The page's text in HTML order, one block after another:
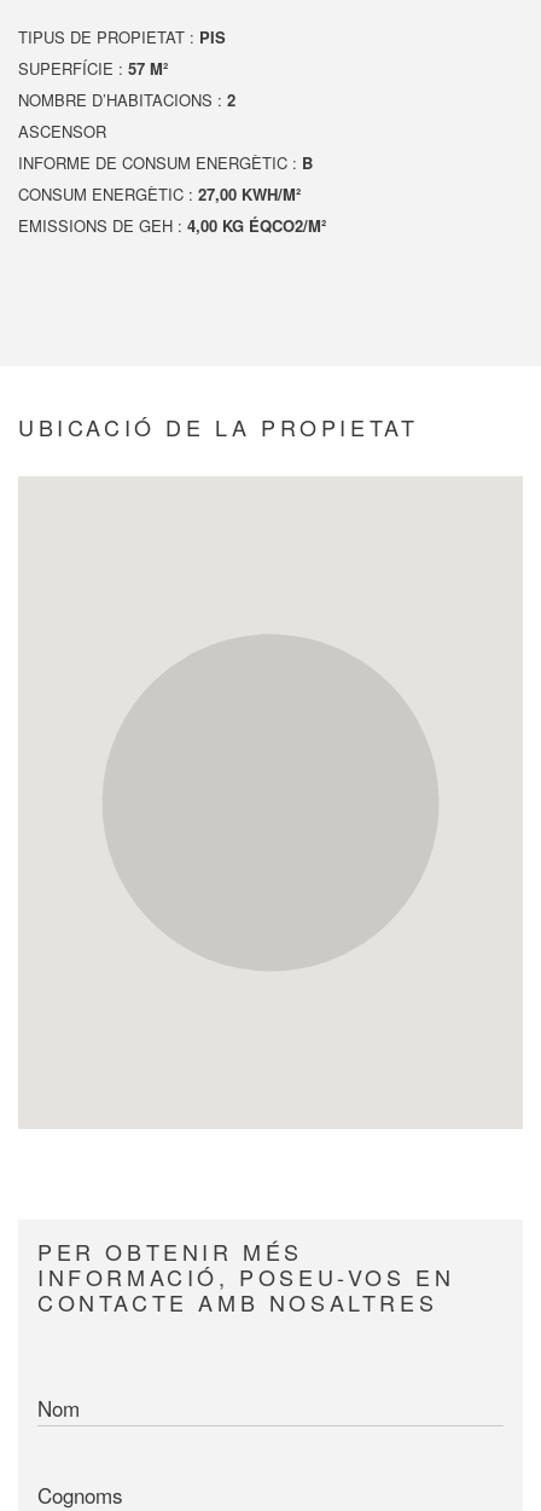
TIPUS DE PROPIETAT : PIS
SUPERFÍCIE : 57 M²
NOMBRE D’HABITACIONS : 2
ASCENSOR
INFORME DE CONSUM ENERGÈTIC : B
CONSUM ENERGÈTIC : 27,00 KWH/M²
EMISSIONS DE GEH : 4,00 KG ÉQCO2/M²
UBICACIÓ DE LA PROPIETAT
PER OBTENIR MÉS
INFORMACIÓ, POSEU-VOS EN
CONTACTE AMB NOSALTRES
Nom
Cognoms